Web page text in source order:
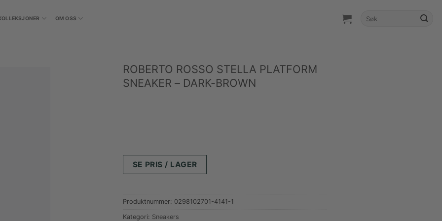
OM OSS
ROBERTO ROSSO STELLA PLATFORM
SNEAKER – DARK-BROWN
SE PRIS / LAGER
Produktnummer: 0298102701-4141-1
Kategori: Sneakers